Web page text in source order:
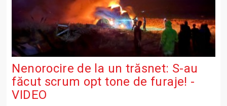
Nenorocire de la un trăsnet: S-au
făcut scrum opt tone de furaje! -
VIDEO